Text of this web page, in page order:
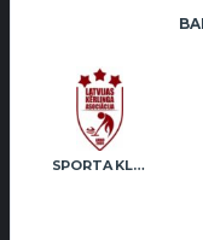
SPORTA KLUBS “OB” / REGŽA